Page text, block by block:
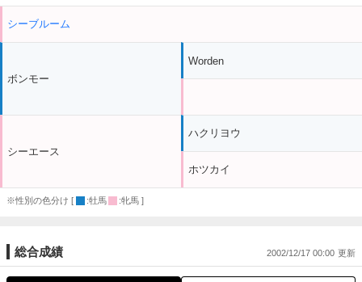
シーブルーム
ボンモー
シーエース
Worden
ハクリヨウ
ホツカイ
※性別の色分け [ :牡馬 :牝馬 ]
総合成績 2002/12/17 00:00